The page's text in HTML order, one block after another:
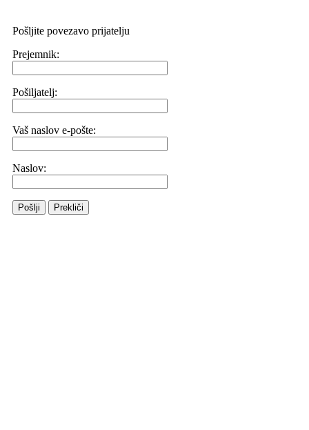
Pošljite povezavo prijatelju
Prejemnik:
Pošiljatelj:
Vaš naslov e-pošte:
Naslov:
Pošlji Prekliči